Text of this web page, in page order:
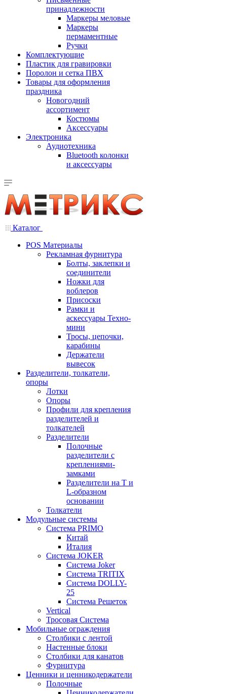
принадлежности
Маркеры меловые
Маркеры
пермаментные
Ручки
Комплектующие
Пластик для гравировки
Поролон и сетка ПВХ
Товары для оформления
праздника
Новогодний
ассортимент
Костюмы
Аксессуары
Электроника
Аудиотехника
Bluetooth колонки
и аксессуары
Каталог
POS Материалы
Рекламная фурнитура
Болты, заклепки и
соединители
Ножки для
воблеров
Присоски
Рамки и
аскессуары Техно-
мини
Тросы, цепочки,
карабины
Держатели
вывесок
Разделители, толкатели,
опоры
Лотки
Опоры
Профили для крепления
разделителей и
толкателей
Разделители
Полочные
разделители с
креплениями-
замками
Разделители на Т и
L-образном
основании
Толкатели
Модульные системы
Система PRIMO
Китай
Италия
Система JOKER
Система Joker
Система TRITIX
Система DOLLY-
25
Система Решеток
Vertical
Тросовая Система
Мобильные ограждения
Столбики с лентой
Настенные блоки
Столбики для канатов
Фурнитура
Ценники и ценникодержатели
Полочные